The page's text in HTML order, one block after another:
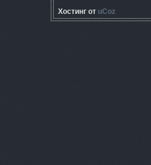
Хостинг от uCoz